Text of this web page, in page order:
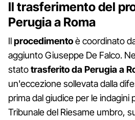
Il trasferimento del
Perugia a Roma
Ilprocedimentoè coordinato
aggiunto Giuseppe De Falco.
statotrasferitodaPerugiaa
un'eccezione sollevata dalla
prima dal giudice per le indagini
Tribunale del Riesame umbro,